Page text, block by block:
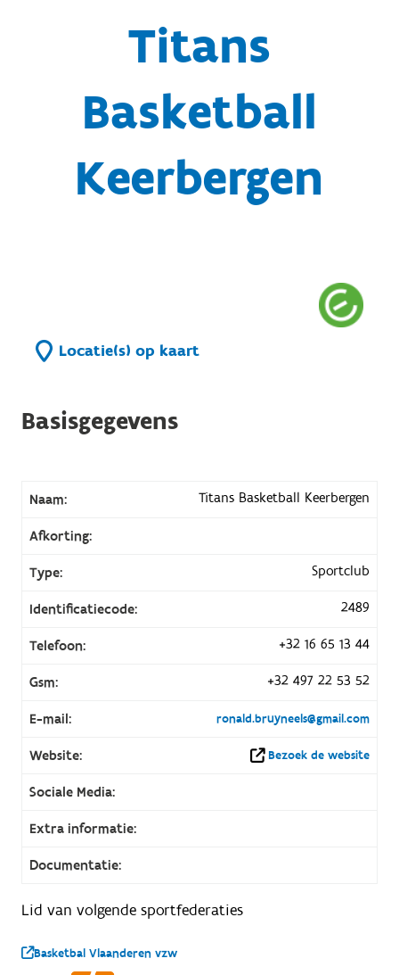
Titans
Basketball
Keerbergen
Locatie(s) op kaart
Basisgegevens
Naam: Titans Basketball Keerbergen
Afkorting:
Type: Sportclub
Identificatiecode: 2489
Telefoon: +32 16 65 13 44
Gsm: +32 497 22 53 52
E-mail: ronald.bruyneels@gmail.com
Website: Bezoek de website
Sociale Media:
Extra informatie:
Documentatie:
Lid van volgende sportfederaties
Basketbal Vlaanderen vzw